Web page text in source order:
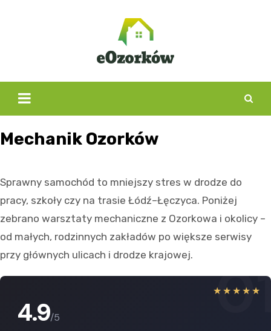
Mechanik Ozorków
Sprawny samochód to mniejszy stres w drodze do
pracy, szkoły czy na trasie Łódź–Łęczyca. Poniżej
zebrano warsztaty mechaniczne z Ozorkowa i okolicy –
od małych, rodzinnych zakładów po większe serwisy
przy głównych ulicach i drodze krajowej.
★★★★★
4.9/5